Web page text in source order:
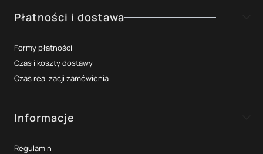
Płatności i dostawa
Formy płatności
Czas i koszty dostawy
Czas realizacji zamówienia
Informacje
Regulamin